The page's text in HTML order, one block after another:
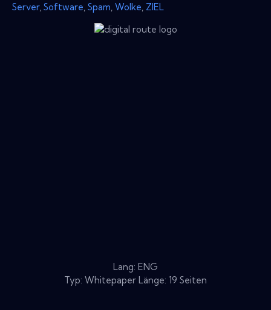
Server, Software Spam Wolke ZIEL
Lang: ENG
Typ: Whitepaper Länge: 19 Seiten